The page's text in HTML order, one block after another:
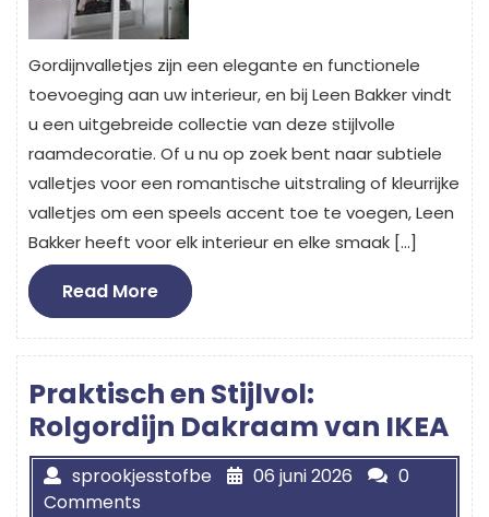
Gordijnvalletjes zijn een elegante en functionele
toevoeging aan uw interieur, en bij Leen Bakker vindt
u een uitgebreide collectie van deze stijlvolle
raamdecoratie. Of u nu op zoek bent naar subtiele
valletjes voor een romantische uitstraling of kleurrijke
valletjes om een speels accent toe te voegen, Leen
Bakker heeft voor elk interieur en elke smaak […]
Read MoreRead
More
Praktisch en Stijlvol:
Rolgordijn Dakraam van IKEA
sprookjesstofbe 06 juni 2026
0
Comments